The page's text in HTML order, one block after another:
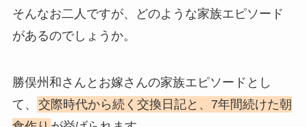
そんなお二人ですが、どのような家族エピソード
があるのでしょうか。
勝俣州和さんとお嫁さんの家族エピソードとし
て、
交際時代から続く交換日記と、7年間続けた朝